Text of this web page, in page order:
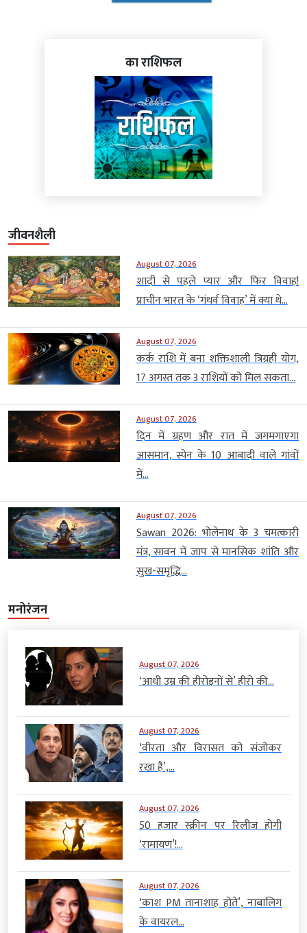
का राशिफल
जीवनशैली
August 07, 2026
शादी से पहले प्यार और फिर विवाह!
प्राचीन भारत के ‘गंधर्व विवाह’ में क्या थे...
August 07, 2026
कर्क राशि में बना शक्तिशाली त्रिग्रही योग,
17 अगस्त तक 3 राशियों को मिल सकता...
August 07, 2026
दिन में ग्रहण और रात में जगमगाएगा
आसमान, स्पेन के 10 आबादी वाले गांवों
में...
August 07, 2026
Sawan 2026: भोलेनाथ के 3 चमत्कारी
मंत्र, सावन में जाप से मानसिक शांति और
सुख-समृद्धि...
मनोरंजन
August 07, 2026
‘आधी उम्र की हीरोइनों से’ हीरो की...
August 07, 2026
‘वीरता और विरासत को संजोकर
रखा है’,...
August 07, 2026
50 हजार स्क्रीन पर रिलीज होगी
‘रामायण’!...
August 07, 2026
‘काश PM तानाशाह होते’, नाबालिग
के वायरल...